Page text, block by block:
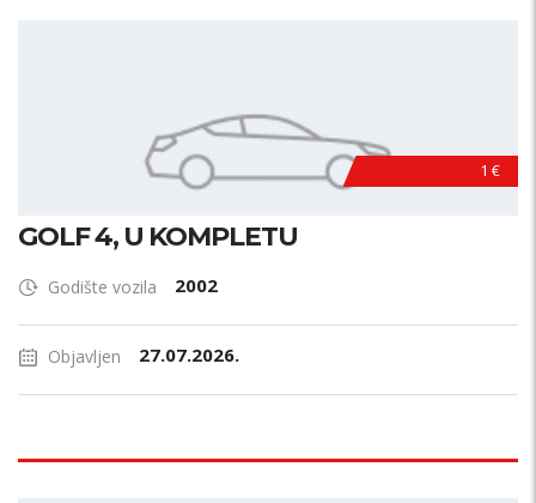
1 €
GOLF 4, U KOMPLETU
Godište vozila 2002
Objavljen 27.07.2026.